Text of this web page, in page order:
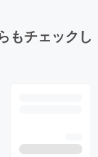
もチェックし